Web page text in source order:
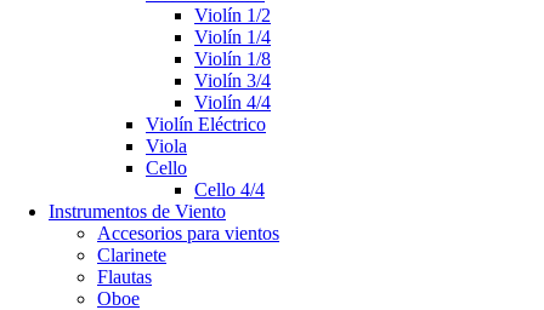
Violín 1/2
Violín 1/4
Violín 1/8
Violín 3/4
Violín 4/4
Violín Eléctrico
Viola
Cello
Cello 4/4
Instrumentos de Viento
Accesorios para vientos
Clarinete
Flautas
Oboe